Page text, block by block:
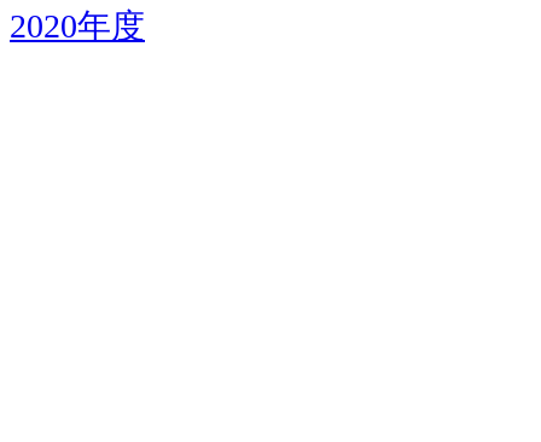
2020年度